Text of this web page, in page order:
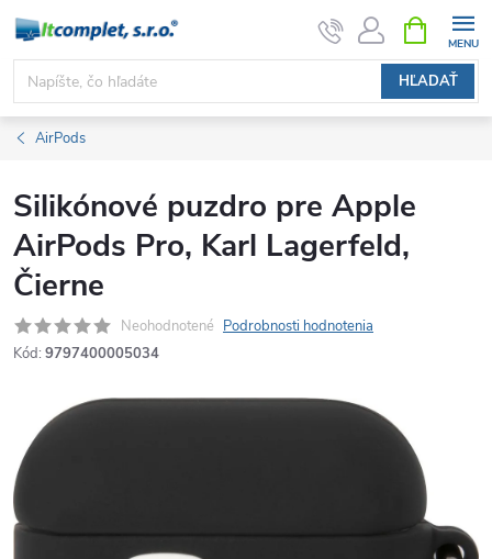
Prejsť
obsah
HĽADAŤ
KOŠÍK
AirPods
Silikónové puzdro pre Apple
AirPods Pro, Karl Lagerfeld,
Čierne
Neohodnotené Podrobnosti hodnotenia
Kód: 9797400005034